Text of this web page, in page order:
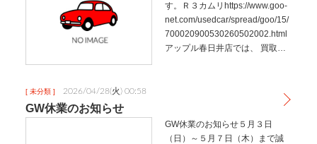
す。Ｒ３カムリhttps://www.goo-
net.com/usedcar/spread/goo/15/
700020900530260502002.html
アップル春日井店では、 買取だ
[ 未分類 ] 2026/04/28(火) 00:58
GW休業のお知らせ
GW休業のお知らせ５月３日
（日）～５月７日（木）まで誠